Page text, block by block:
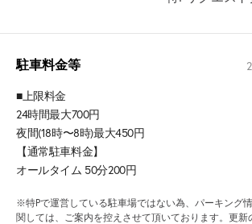
駐車料金等
■上限料金
24時間最大700円
夜間(18時〜8時)最大450円
【通常駐車料金】
オールタイム 50分200円
※特Pで運営している駐車場ではない為、パーキング
関しては、ご案内を控えさせて頂いております。更新